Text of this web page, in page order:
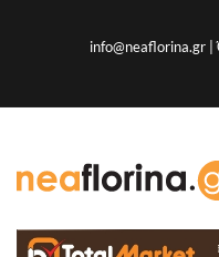
info@neaflorina.gr |